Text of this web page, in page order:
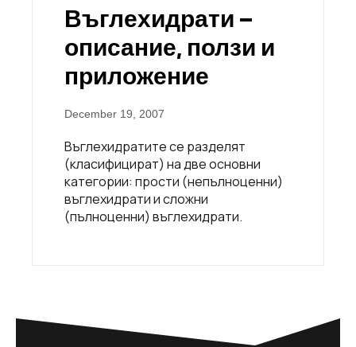
Въглехидрати –
описание, ползи и
приложение
December 19, 2007
Въглехидратите се разделят
(класифицират) на две основни
категории: прости (непълноценни)
въглехидрати и сложни
(пълноценни) въглехидрати.